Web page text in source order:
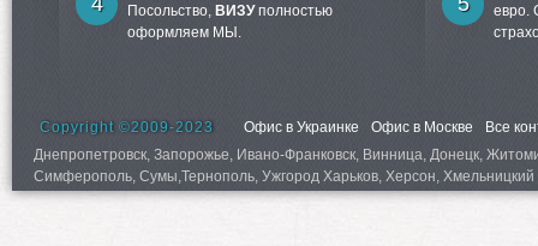
Посольство, ВИЗУполностью
оформляем МЫ.
евро.
Copyright ©2009-2023 Офис в Украинке Офис в Москве
Все
Днепропетровск, Запорожье, Ивано-Франковск, Винница, Донецк,
Симферополь, Сумы,Тернополь, Ужгород Харьков, Херсон,